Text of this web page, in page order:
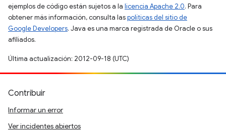
ejemplos de código están sujetos a la licencia Apache 2.0. Para
obtener más información, consulta laspolíticas del sitio de
Google Developers. Java es una marca registrada de Oracle o sus
afiliados.
Última actualización: 2012-09-18 (UTC)
Contribuir
Informar un error
Ver incidentes abiertos